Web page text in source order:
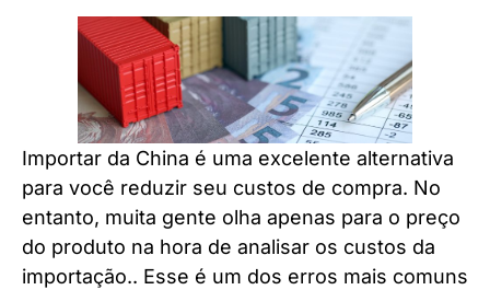
Importar da China é uma excelente alternativa
para você reduzir seu custos de compra. No
entanto, muita gente olha apenas para o preço
do produto na hora de analisar os custos da
importação.. Esse é um dos erros mais comuns